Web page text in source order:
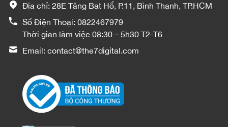
Địa chỉ: 28E Tăng Bạt Hổ, P.11, Bình Thạnh, TP.HCM
Số Điện Thoại: 0822467979
Thời gian làm việc 08:30 – 5h30 T2-T6
Email: contact@the7digital.com